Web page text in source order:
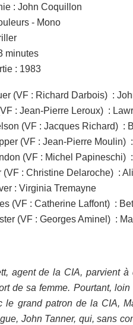
: John Coquillon
- Mono
minutes
: 1983
(VF : Richard Darbois) :
: Jean-Pierre Leroux) :
(VF : Jacques Richard) :
(VF : Jean-Pierre Moulin)
(VF : Michel Papineschi)
(VF : Christine Delaroche) :
: Virginia Tremayne
(VF : Catherine Laffont) :
(VF : Georges Aminel) :
agent de la CIA, parvient
de sa femme. Pourtant,
le grand patron de la CIA,
John Tanner, qui, sans